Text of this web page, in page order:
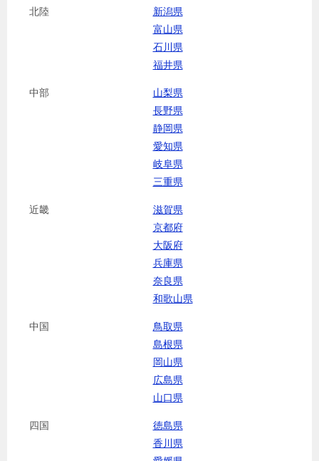
北陸
新潟県
富山県
石川県
福井県
中部
山梨県
長野県
静岡県
愛知県
岐阜県
三重県
近畿
滋賀県
京都府
大阪府
兵庫県
奈良県
和歌山県
中国
鳥取県
島根県
岡山県
広島県
山口県
四国
徳島県
香川県